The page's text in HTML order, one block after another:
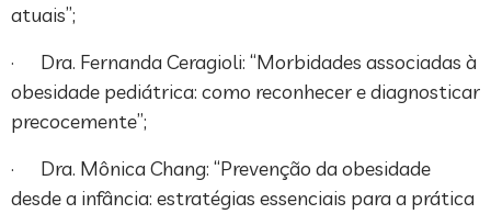
atuais”;
· Dra. Fernanda Ceragioli: “Morbidades associadas à
obesidade pediátrica: como reconhecer e diagnosticar
precocemente”;
· Dra. Mônica Chang: “Prevenção da obesidade
desde a infância: estratégias essenciais para a prática